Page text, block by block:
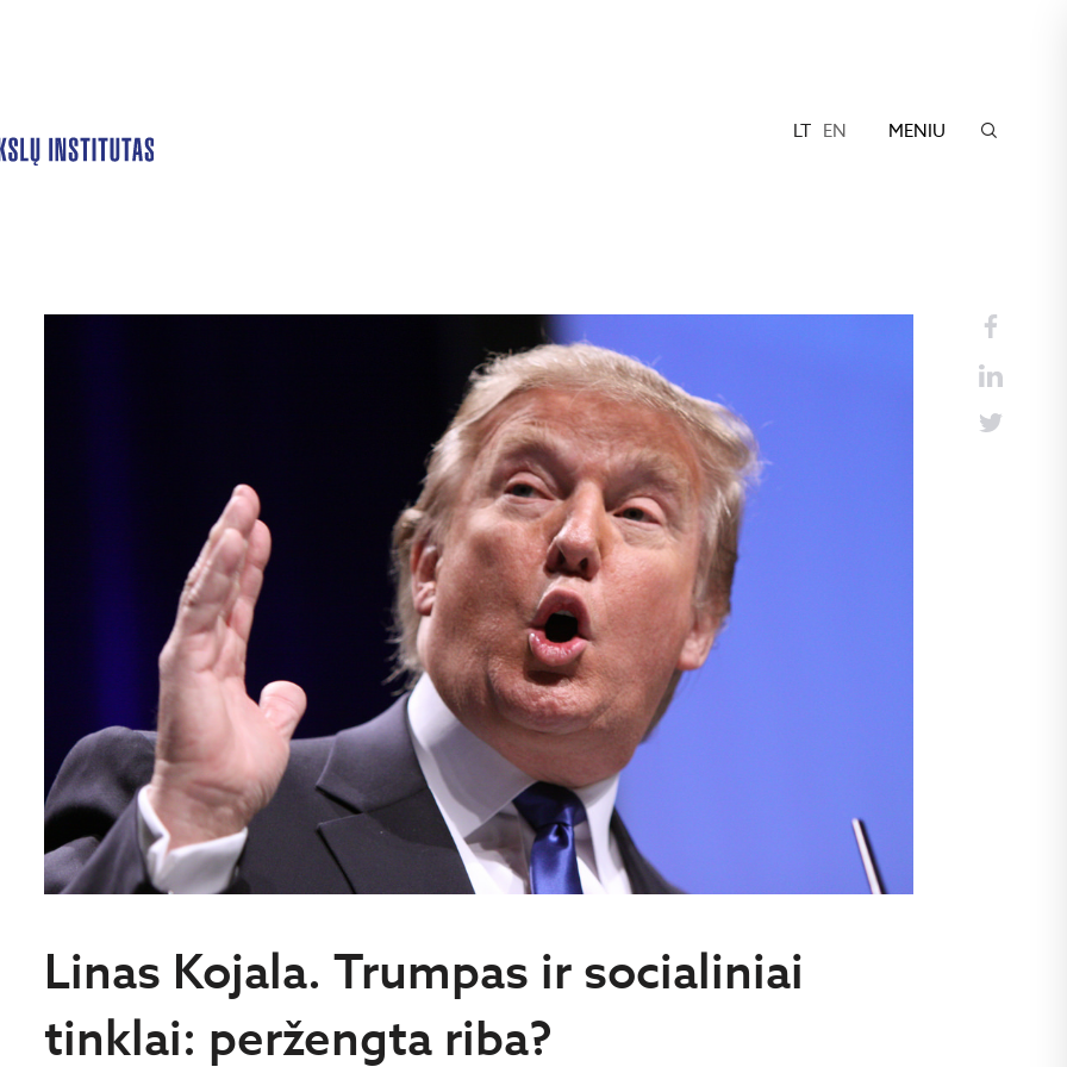
LT EN MENIU
Linas Kojala. Trumpas ir socialiniai
tinklai: peržengta riba?